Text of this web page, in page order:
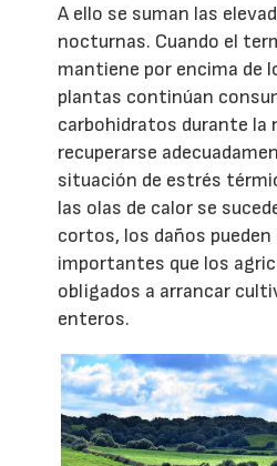
A ello se suman las
nocturnas. Cuando el
mantiene por encima de
plantas continúan
carbohidratos durante la
recuperarse
situación de estrés
las olas de calor se
cortos, los daños
importantes que los
obligados a arrancar
enteros.